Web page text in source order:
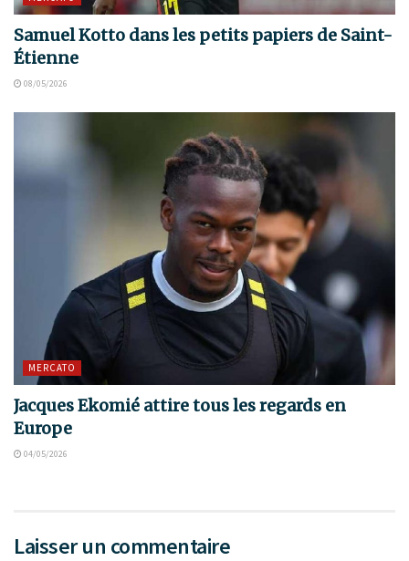
Samuel Kotto dans les petits papiers de Saint-
Étienne
08/05/2026
MERCATO
Jacques Ekomié attire tous les regards en
Europe
04/05/2026
Laisser un commentaire